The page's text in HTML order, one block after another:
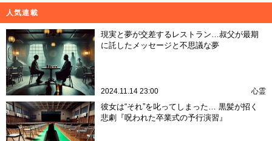
人気連載
現実と夢が交差するレストラン…叔父が最期
に託したメッセージと不思議な夢
2024.11.14 23:00 心霊
彼女は“それ”を叱ってしまった… 黒髪が招く
悲劇『呪われた卒業式の予行演習』